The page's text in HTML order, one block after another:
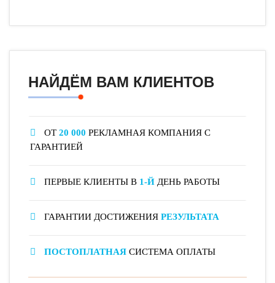
НАЙДЁМ ВАМ КЛИЕНТОВ
ОТ 20 000 РЕКЛАМНАЯ КОМПАНИЯ С
ГАРАНТИЕЙ
ПЕРВЫЕ КЛИЕНТЫ В 1-Й ДЕНЬ РАБОТЫ
ГАРАНТИИ ДОСТИЖЕНИЯ РЕЗУЛЬТАТА
ПОСТОПЛАТНАЯ СИСТЕМА ОПЛАТЫ